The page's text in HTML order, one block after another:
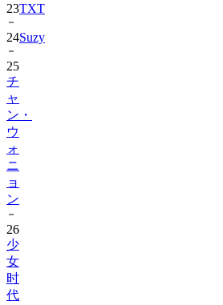
23TXT
24Suzy
25
チ
ャ
ン・
ウ
ォ
ニ
ョ
ン
26
少
女
时
代